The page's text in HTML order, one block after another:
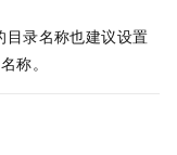
目录名称也建议设置
称。